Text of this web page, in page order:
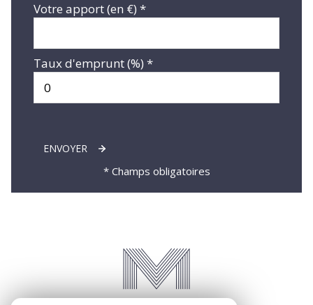
Votre apport (en €) *
Taux d'emprunt (%) *
ENVOYER
* Champs obligatoires